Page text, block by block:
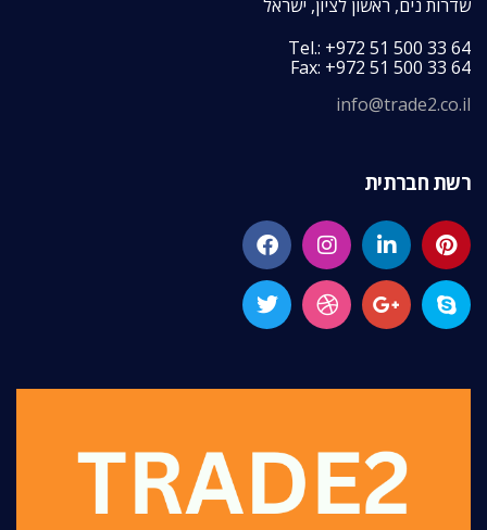
שדרות נים, ראשון לציון, ישראל
Tel.: +972 51 500 33 64
Fax: +972 51 500 33 64
info@trade2.co.il
רשת חברתית